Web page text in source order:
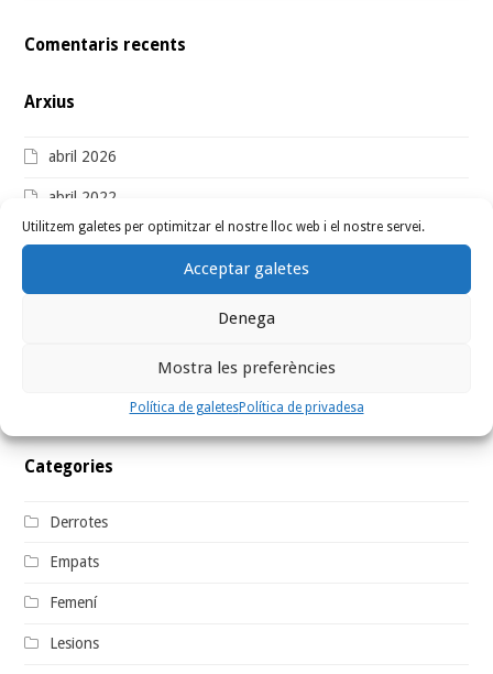
Utilitzem galetes per optimitzar el nostre lloc web i el nostre servei.
Acceptar galetes
Denega
Mostra les preferències
Política de galetesPolítica de privadesa
Comentaris recents
Arxius
abril 2026
abril 2022
juny 2021
Categories
Derrotes
Empats
Femení
Lesions